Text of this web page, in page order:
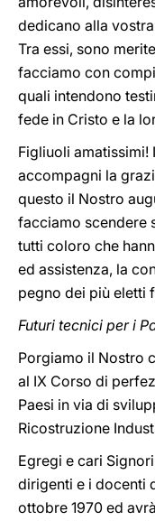
dedicano alla
Tra essi, sono
facciamo con
quali intendono
fede in Cristo e la
Figliuoli
accompagni la
questo il Nostro
facciamo scendere
tutti coloro che
ed assistenza, la
pegno dei più eletti
Futuri tecnici per i
Porgiamo il Nostro
al IX Corso di
Paesi in via di
Ricostruzione
Egregi e cari
dirigenti e i docenti
ottobre 1970 ed